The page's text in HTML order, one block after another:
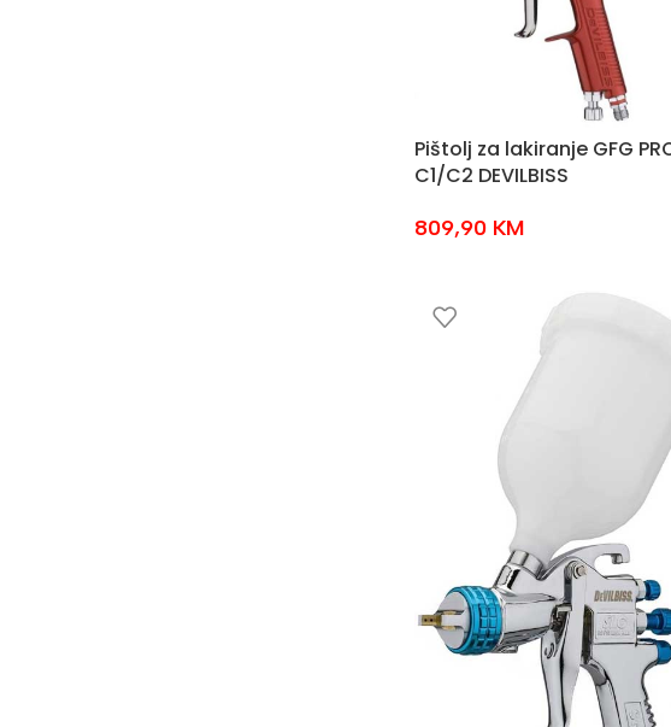
Pištolj za lakiranje GFG
C1/C2 DEVILBISS
809,90 KM